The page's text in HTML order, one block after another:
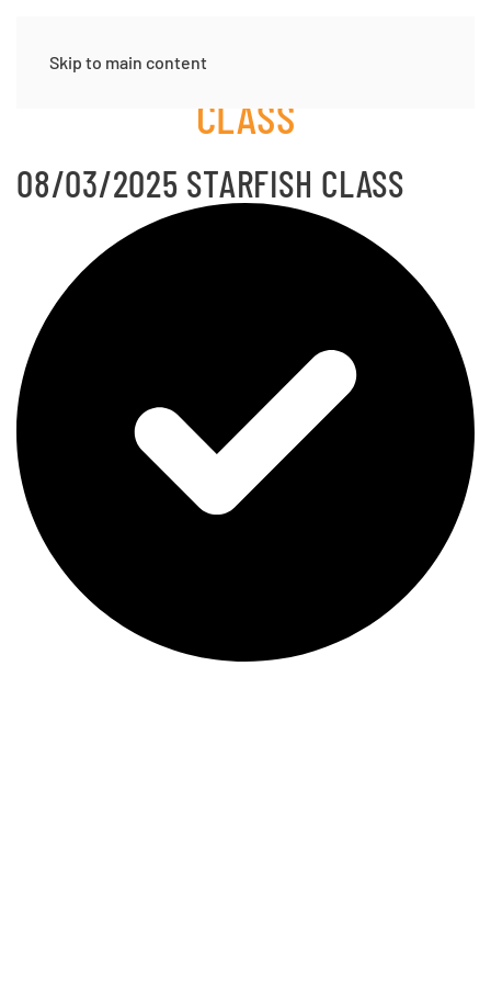
Skip to main content
08/03/2025 STARFISH
CLASS
08/03/2025 STARFISH CLASS